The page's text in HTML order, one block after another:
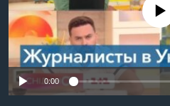
Learning English
СОЦИАЛЬНЫЕ СЕТИ
No media source
0:00